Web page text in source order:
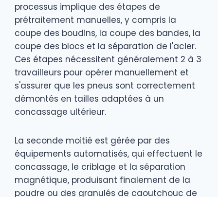
processus implique des étapes de
prétraitement manuelles, y compris la
coupe des boudins, la coupe des bandes, la
coupe des blocs et la séparation de l'acier.
Ces étapes nécessitent généralement 2 à 3
travailleurs pour opérer manuellement et
s'assurer que les pneus sont correctement
démontés en tailles adaptées à un
concassage ultérieur.
La seconde moitié est gérée par des
équipements automatisés, qui effectuent le
concassage, le criblage et la séparation
magnétique, produisant finalement de la
poudre ou des granulés de caoutchouc de